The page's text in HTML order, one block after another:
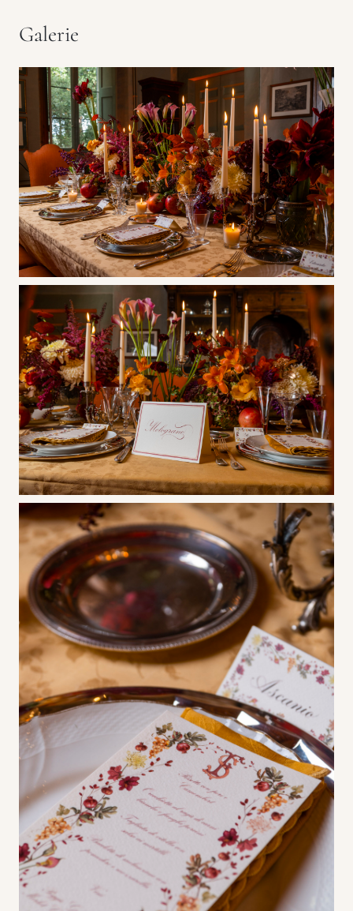
Galerie